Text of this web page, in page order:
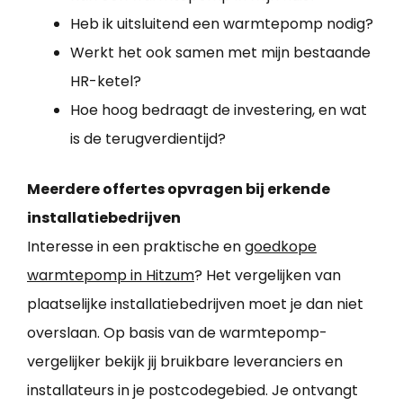
Heb ik uitsluitend een warmtepomp nodig?
Werkt het ook samen met mijn bestaande
HR-ketel?
Hoe hoog bedraagt de investering, en wat
is de terugverdientijd?
Meerdere offertes opvragen bij erkende
installatiebedrijven
Interesse in een praktische engoedkope
warmtepomp in Hitzum? Het vergelijken van
plaatselijke installatiebedrijven moet je dan niet
overslaan. Op basis van de warmtepomp-
vergelijker bekijk jij bruikbare leveranciers en
installateurs in je postcodegebied. Je ontvangt